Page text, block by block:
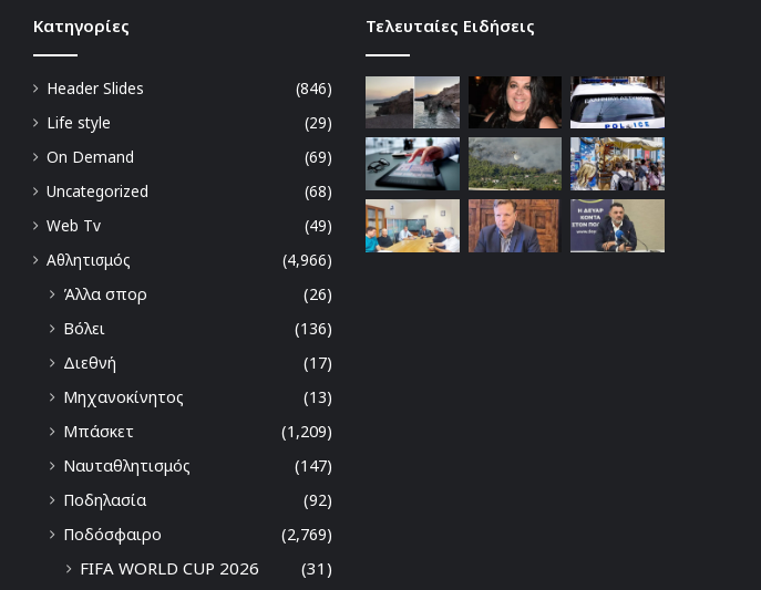
Kατηγορίες
Header Slides
(846)
Life style
(29)
On Demand
(69)
Uncategorized
(68)
Web Tv
(49)
Αθλητισμός
(4,966)
Άλλα σπορ
(26)
Βόλει
(136)
Διεθνή
(17)
Μηχανοκίνητος
(13)
Μπάσκετ
(1,209)
Ναυταθλητισμός
(147)
Ποδηλασία
(92)
Ποδόσφαιρο
(2,769)
FIFA WORLD CUP 2026 (31)
Τελευταίες Ειδήσεις